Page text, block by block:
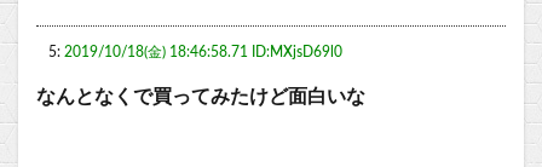
5: 2019/10/18(金) 18:46:58.71 ID:MXjsD69l0
なんとなくで買ってみたけど面白いな